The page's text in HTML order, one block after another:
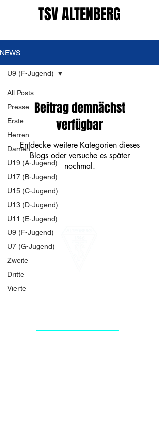
TSV ALTENBERG
NEWS
All Posts
Presse
Erste
Herren
Damen
U19 (A-Jugend)
U17 (B-Jugend)
U15 (C-Jugend)
U13 (D-Jugend)
U11 (E-Jugend)
U9 (F-Jugend)
U7 (G-Jugend)
Zweite
Dritte
Vierte
U9 (F-Jugend)
Beitrag demnächst
verfügbar
Entdecke weitere Kategorien dieses
Blogs oder versuche es später
nochmal.